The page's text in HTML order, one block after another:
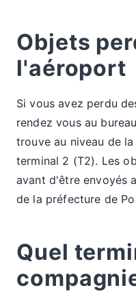
Objets
l'aéroport
Si vous avez perdu
rendez vous au
trouve au niveau de
terminal 2 (T2). Les
avant d'être envoyés
de la préfecture de
Quel